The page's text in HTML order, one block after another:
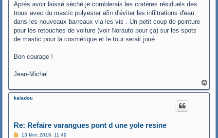
Aprés avoir laissé séché je comblerais les cratères résiduels des
trous avec du mastic polyester afin d'éviter les infiltrations d'eau
dans les nouveaux barreaux via les vis . Un petit coup de peinture
pour les retouches de voiture (voir Norauto pour ça) sur les spots
de mastic pour la cosmétique et le tour serait joué.
Bon courage !
Jean-Michel
a
u
kaladou
Re: Refaire varangues pont d une yole resine
M13 févr. 2019, 11:49